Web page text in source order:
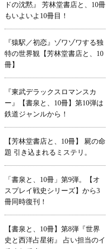
ドの沈黙』 芳林堂書店と、10冊
もいよいよ10冊目！
『猿駅／初恋』ゾワゾワする独
特の世界観【芳林堂書店と、10
冊】
『東武デラックスロマンスカ
ー』【書泉と、10冊】第10弾は
鉄道ジャンルから！
【芳林堂書店と、10冊】 屍の命
題 引き込まれるミステリ。
「書泉と、10冊」第9弾。【オ
スプレイ戦史シリーズ】から3
冊同時復刊！
【書泉と、10冊】第8弾『世界
史と西洋占星術』 占い担当のイ